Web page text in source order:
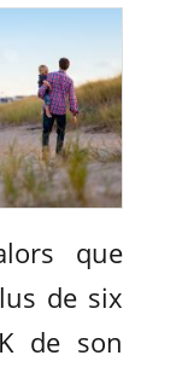
que
de six
de son